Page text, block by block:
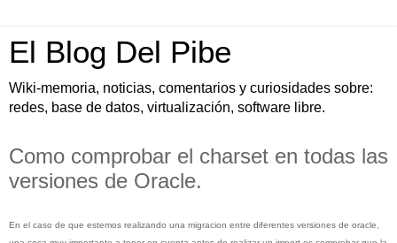
El Blog Del Pibe
Wiki-memoria, noticias, comentarios y curiosidades sobre:
redes, base de datos, virtualización, software libre.
Como comprobar el charset en todas las
versiones de Oracle.
En el caso de que estemos realizando una migracion entre diferentes versiones de oracle,